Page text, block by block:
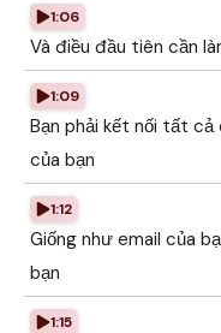
1:06
Và điều đầu tiên cần
1:09
Bạn phải kết nối tất
của bạn
1:12
Giống như email của
bạn
1:15